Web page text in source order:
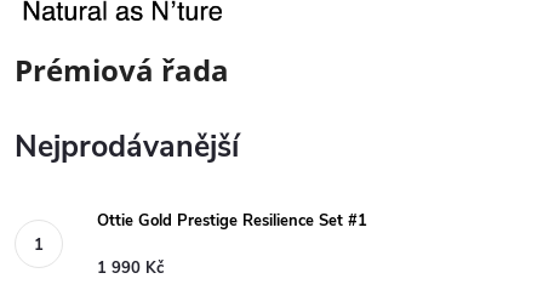
Prémiová řada
Nejprodávanější
Ottie Gold Prestige Resilience Set #1
1 990 Kč